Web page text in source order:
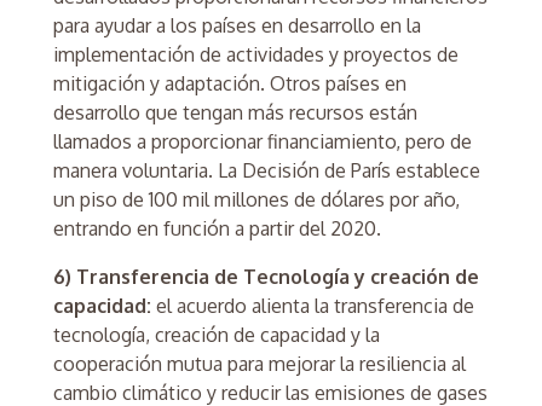
para ayudar a los países en desarrollo en la
implementación de actividades y proyectos de
mitigación y adaptación. Otros países en
desarrollo que tengan más recursos están
llamados a proporcionar financiamiento, pero de
manera voluntaria. La Decisión de París establece
un piso de 100 mil millones de dólares por año,
entrando en función a partir del 2020.
6) Transferencia de Tecnología y creación de
capacidad: el acuerdo alienta la transferencia de
tecnología, creación de capacidad y la
cooperación mutua para mejorar la resiliencia al
cambio climático y reducir las emisiones de gases